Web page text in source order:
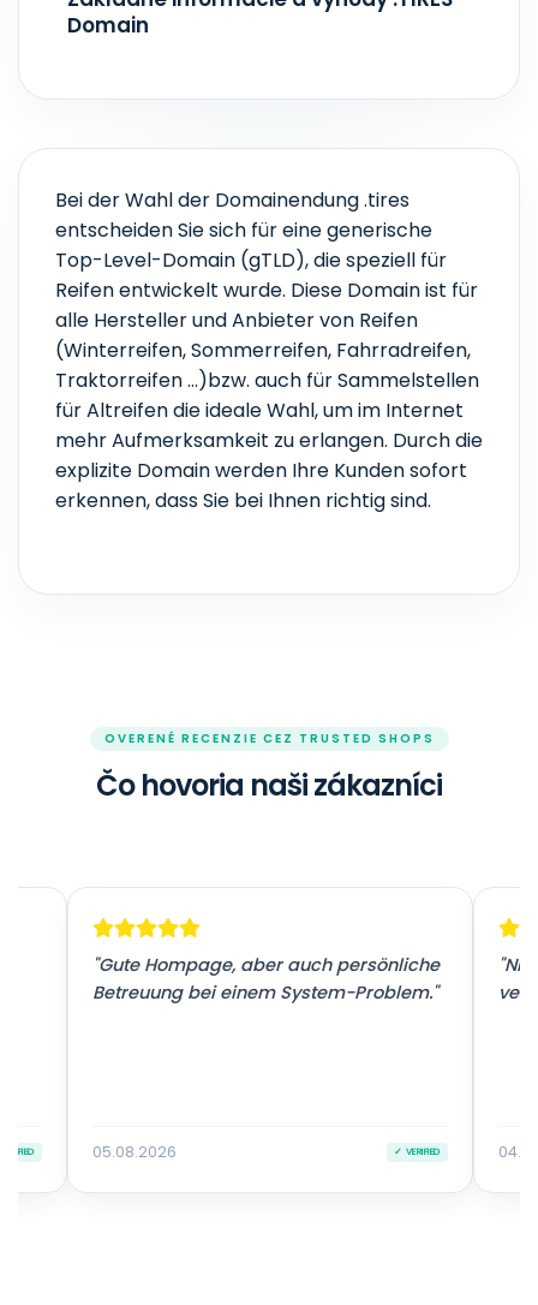
Domain
Bei der Wahl der Domainendung .tires
entscheiden Sie sich für eine generische
Top-Level-Domain (gTLD), die speziell für
Reifen entwickelt wurde. Diese Domain ist für
alle Hersteller und Anbieter von Reifen
(Winterreifen, Sommerreifen, Fahrradreifen,
Traktorreifen …)bzw. auch für Sammelstellen
für Altreifen die ideale Wahl, um im Internet
mehr Aufmerksamkeit zu erlangen. Durch die
explizite Domain werden Ihre Kunden sofort
erkennen, dass Sie bei Ihnen richtig sind.
OVERENÉ RECENZIE CEZ TRUSTED SHOPS
Čo hovoria naši zákazníci
"Gute Hompage, aber auch persönliche
Betreuung bei einem System-Problem."
05.08.2026 ✓ VERIFIED